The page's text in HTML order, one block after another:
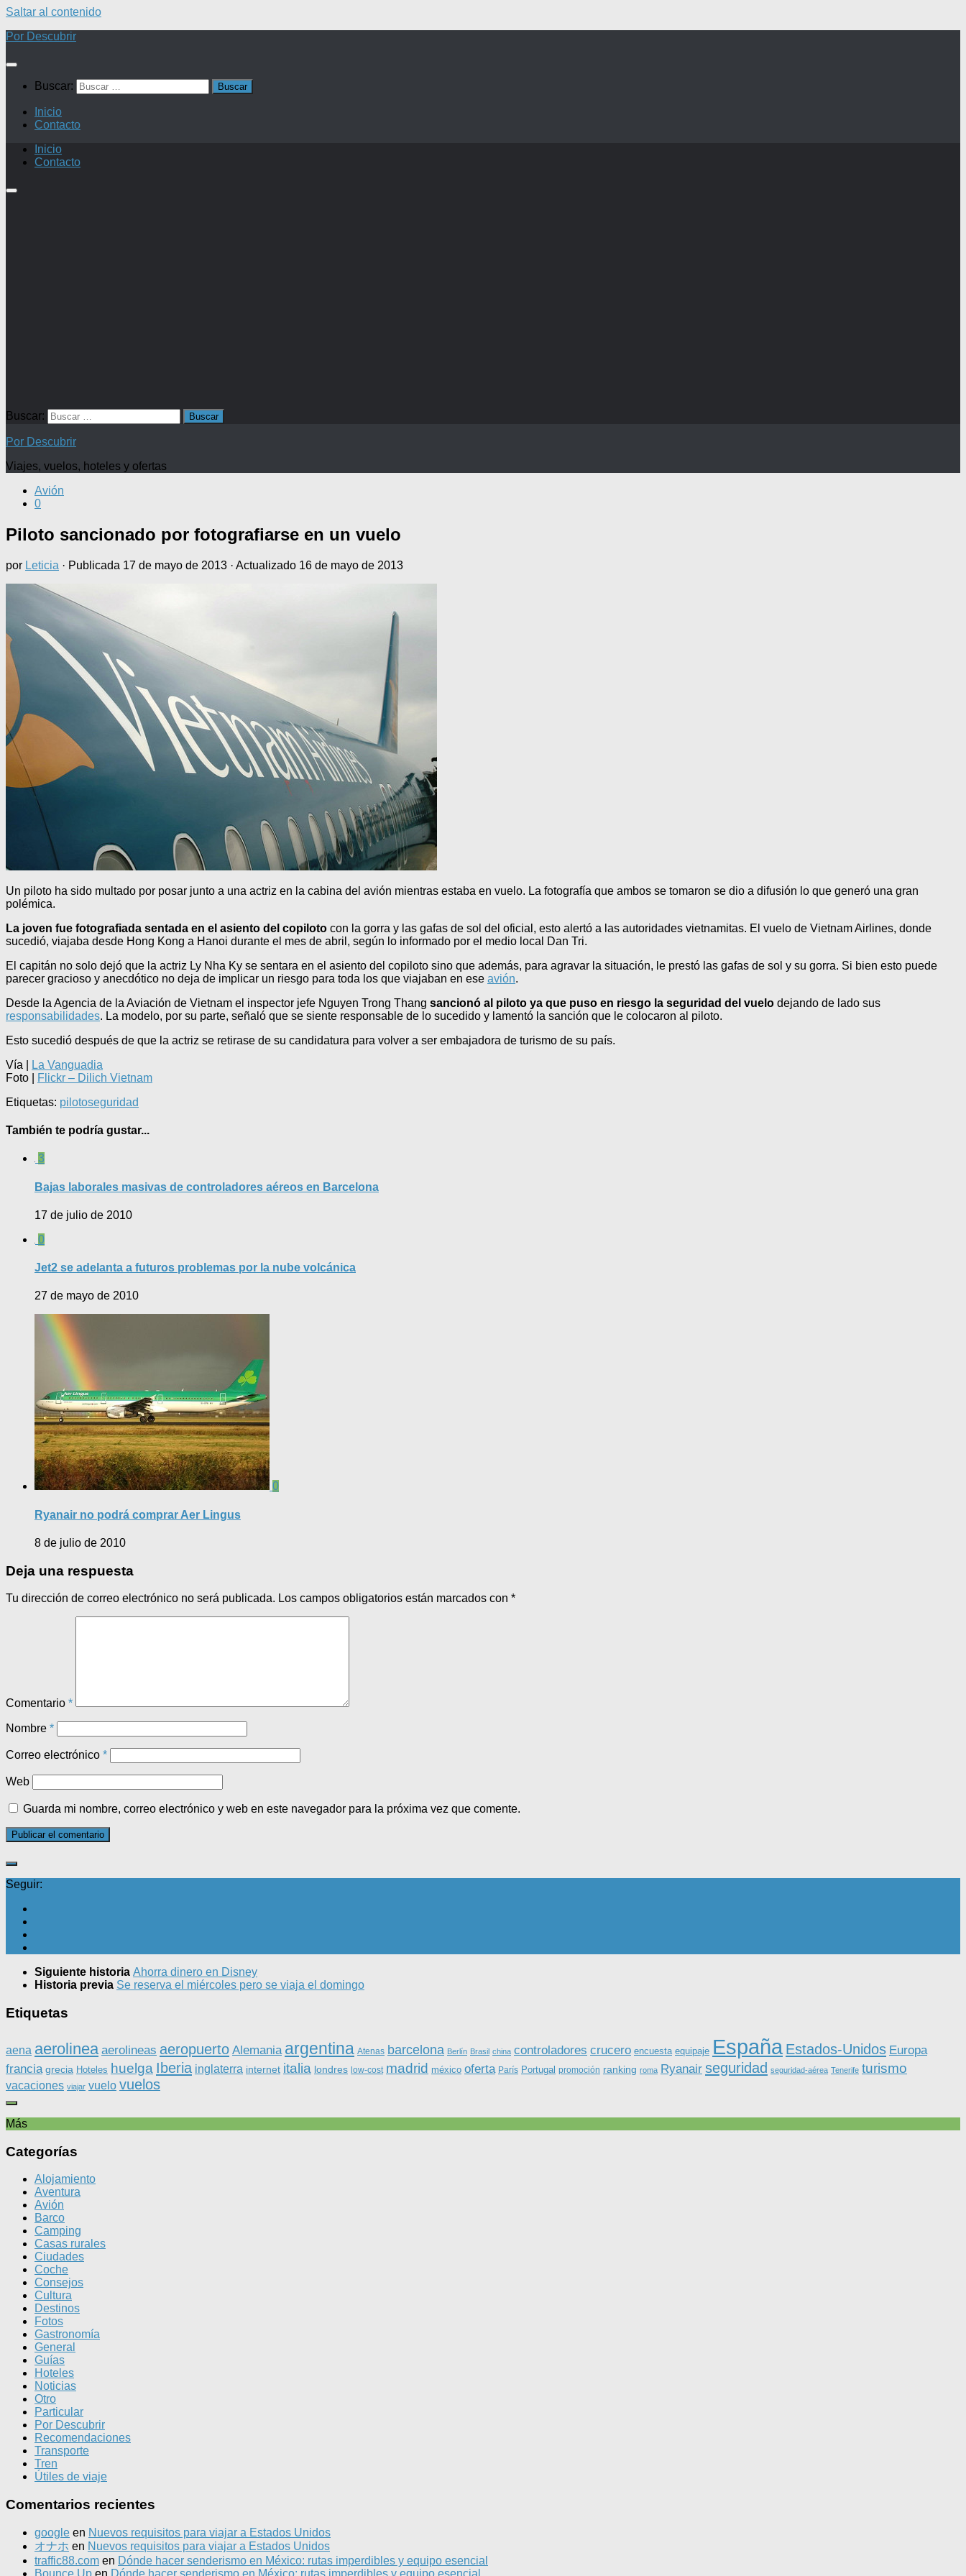
Saltar al contenido
Por Descubrir
Buscar:
Inicio
Contacto
Inicio
Contacto
Buscar:
Por Descubrir
Viajes, vuelos, hoteles y ofertas
Avión
0
Piloto sancionado por fotografiarse en un vuelo
por Leticia · Publicada 17 de mayo de 2013 · Actualizado 16 de mayo de 2013
Un piloto ha sido multado por posar junto a una actriz en la cabina del avión mientras estaba en vuelo. La fotografía que ambos se tomaron se dio a difusión lo que generó una gran
polémica.
La joven fue fotografiada sentada en el asiento del copiloto con la gorra y las gafas de sol del oficial, esto alertó a las autoridades vietnamitas. El vuelo de Vietnam Airlines, donde
sucedió, viajaba desde Hong Kong a Hanoi durante el mes de abril, según lo informado por el medio local Dan Tri.
El capitán no solo dejó que la actriz Ly Nha Ky se sentara en el asiento del copiloto sino que además, para agravar la situación, le prestó las gafas de sol y su gorra. Si bien esto puede
parecer gracioso y anecdótico no deja de implicar un riesgo para toda los que viajaban en ese avión.
Desde la Agencia de la Aviación de Vietnam el inspector jefe Nguyen Trong Thang sancionó al piloto ya que puso en riesgo la seguridad del vuelo dejando de lado sus
responsabilidades. La modelo, por su parte, señaló que se siente responsable de lo sucedido y lamentó la sanción que le colocaron al piloto.
Esto sucedió después de que la actriz se retirase de su candidatura para volver a ser embajadora de turismo de su país.
Vía |
La Vanguadia
Foto |
Flickr – Dilich Vietnam
Etiquetas: pilotoseguridad
También te podría gustar...
3
Bajas laborales masivas de controladores aéreos en Barcelona
17 de julio de 2010
0
Jet2 se adelanta a futuros problemas por la nube volcánica
27 de mayo de 2010
0
Ryanair no podrá comprar Aer Lingus
8 de julio de 2010
Deja una respuesta
Tu dirección de correo electrónico no será publicada. Los campos obligatorios están marcados con *
Comentario *
Nombre *
Correo electrónico *
Web
Guarda mi nombre, correo electrónico y web en este navegador para la próxima vez que comente.
Seguir:
Siguiente historia Ahorra dinero en Disney
Historia previa Se reserva el miércoles pero se viaja el domingo
Etiquetas
aena aerolinea aerolineas aeropuerto Alemania argentina Atenas barcelona Berlín Brasil china controladores crucero encuesta equipaje España Estados-Unidos Europa
francia grecia Hoteles huelga Iberia inglaterra internet italia londres low-cost madrid méxico oferta París Portugal promoción ranking roma Ryanair seguridad seguridad-aérea Tenerife turismo
vacaciones viajar vuelo vuelos
Más
Categorías
Alojamiento
Aventura
Avión
Barco
Camping
Casas rurales
Ciudades
Coche
Consejos
Cultura
Destinos
Fotos
Gastronomía
General
Guías
Hoteles
Noticias
Otro
Particular
Por Descubrir
Recomendaciones
Transporte
Tren
Útiles de viaje
Comentarios recientes
google en Nuevos requisitos para viajar a Estados Unidos
オナホ en Nuevos requisitos para viajar a Estados Unidos
traffic88.com en Dónde hacer senderismo en México: rutas imperdibles y equipo esencial
Bounce Up en Dónde hacer senderismo en México: rutas imperdibles y equipo esencial